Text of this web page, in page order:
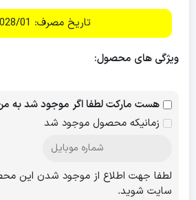
تاریخ مصرف: 2028/01
ویژگی های محصول:
هست مارکت لطفا اگر موجود شد به
زمانیکه محصول موجود شد
لطفا جهت اطلاع از موجود شدن این
سایت شوید.